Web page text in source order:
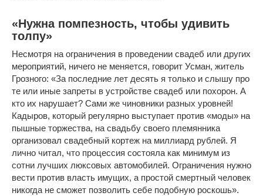
«Нужна помпезность, чтобы удивить
толпу»
Несмотря на ограничения в проведении свадеб или других
мероприятий, ничего не меняется, говорит Усман, житель
Грозного: «За последние лет десять я только и слышу про
те или иные запреты в устройстве свадеб или похорон. А
кто их нарушает? Сами же чиновники разных уровней!
Кадыров, который регулярно выступает против «моды» на
пышные торжества, на свадьбу своего племянника
организовал свадебный кортеж на миллиард рублей. Я
лично читал, что процессия состояла как минимум из
сотни лучших люксовых автомобилей. Ограничения нужно
вести против власть имущих, а простой смертный человек
никогда не сможет позволить себе подобную роскошь».